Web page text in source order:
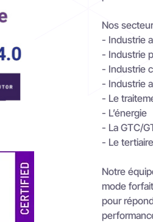
Nos
- Industrie
- Industrie
- Industrie
- Industrie
- Le
- L’énergie
- La GTC/
- Le
Notre
mode
pour